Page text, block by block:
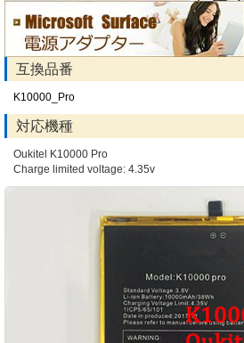
互換品番
K10000_Pro
対応機種
Oukitel K10000 Pro
Charge limited voltage: 4.35v